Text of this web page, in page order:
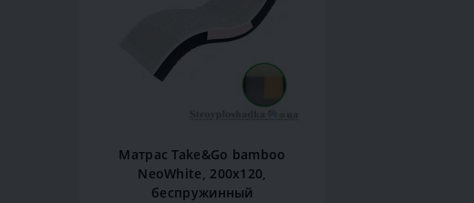
Матрас Take&Go bamboo
NeoWhite, 200x120,
беспружинный